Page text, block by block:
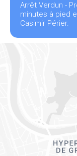
Arrêt Verdun -
minutes à pied
Casimir Périer.